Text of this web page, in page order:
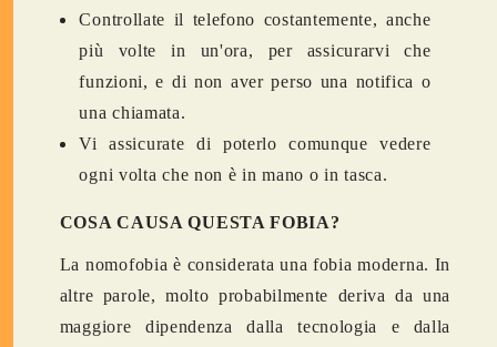
Controllate il telefono costantemente, anche
più volte in un'ora, per assicurarvi che
funzioni, e di non aver perso una notifica o
una chiamata.
Vi assicurate di poterlo comunque vedere
ogni volta che non è in mano o in tasca.
COSA CAUSA QUESTA FOBIA?
La nomofobia è considerata una fobia moderna. In
altre parole, molto probabilmente deriva da una
maggiore dipendenza dalla tecnologia e dalla